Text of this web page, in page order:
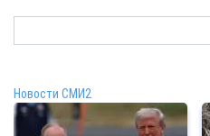
Новости СМИ2